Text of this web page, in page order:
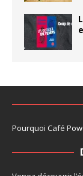
Pourquoi Café